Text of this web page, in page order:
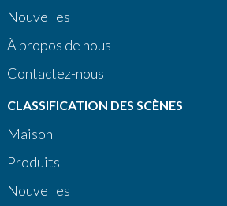
Nouvelles
À propos de nous
Contactez-nous
CLASSIFICATION DES SCÈNES
Maison
Produits
Nouvelles